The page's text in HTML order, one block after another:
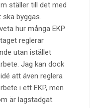
ställer till det med
byggas.
hur många EKP
reglerar
utan istället
Jag kan dock
att även reglera
i ett EKP, men
är lagstadgat.